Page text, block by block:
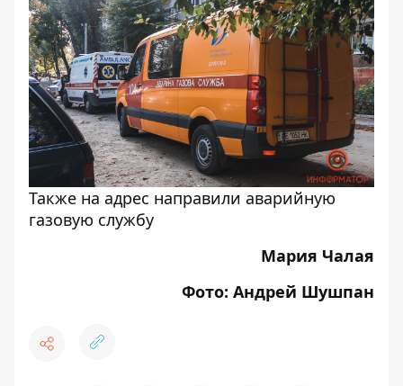
Также на адрес направили аварийную
газовую службу
Мария Чалая
Фото: Андрей Шушпан